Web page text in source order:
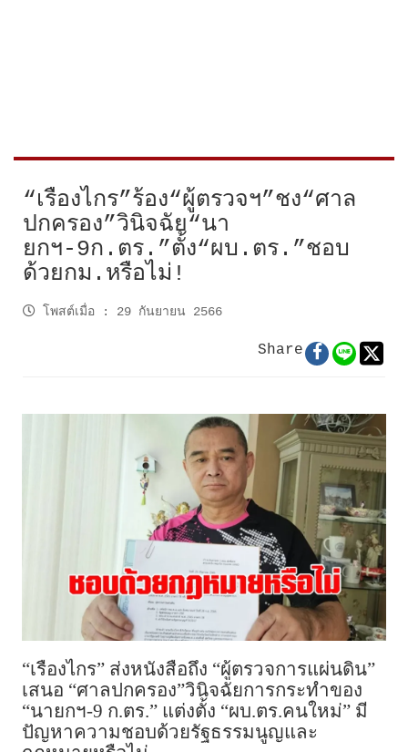
“เรืองไกร”ร้อง“ผู้ตรวจฯ”ชง“ศาล
ปกครอง”วินิจฉัย“นา
ยกฯ-9ก.ตร.”ตั้ง“ผบ.ตร.”ชอบ
ด้วยกม.หรือไม่!
โพสต์เมื่อ : 29 กันยายน 2566
Share
“เรืองไกร” ส่งหนังสือถึง “ผู้ตรวจการแผ่นดิน”
เสนอ “ศาลปกครอง”วินิจฉัยการกระทำของ
“นายกฯ-9 ก.ตร.” แต่งตั้ง “ผบ.ตร.คนใหม่” มี
ปัญหาความชอบด้วยรัฐธรรมนูญและ